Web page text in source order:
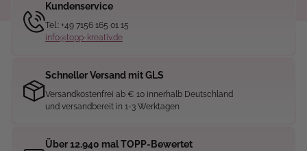
Kundenservice
Tel.: +49 7156 165 01 15
info@topp-kreativ.de
Schneller Versand mit GLS
Versandkostenfrei ab € 10 innerhalb Deutschland
und versandbereit in 1-3 Werktagen
Über 12.940 mal TOPP-Bewertet